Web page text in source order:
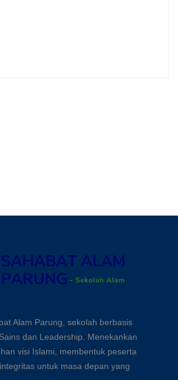
Alam Parung, sekolah berbasis
dan Leadership. Menekankan
visi Islami, membentuk peserta
untuk masa depan yang